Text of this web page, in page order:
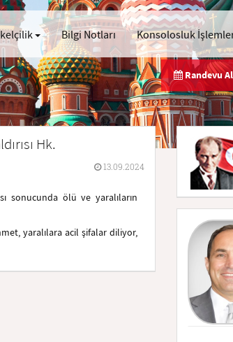
Bilgi Notları Konsolosluk
Randevu Al
Hk.
13.09.2024
sonucunda ölü ve yaralıların
yaralılara acil şifalar diliyor,